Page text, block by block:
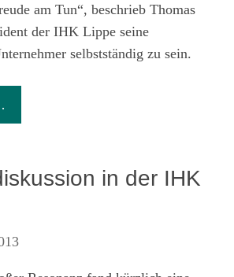
am Tun“, beschrieb Thomas
der IHK Lippe seine
selbstständig zu sein.
in der IHK